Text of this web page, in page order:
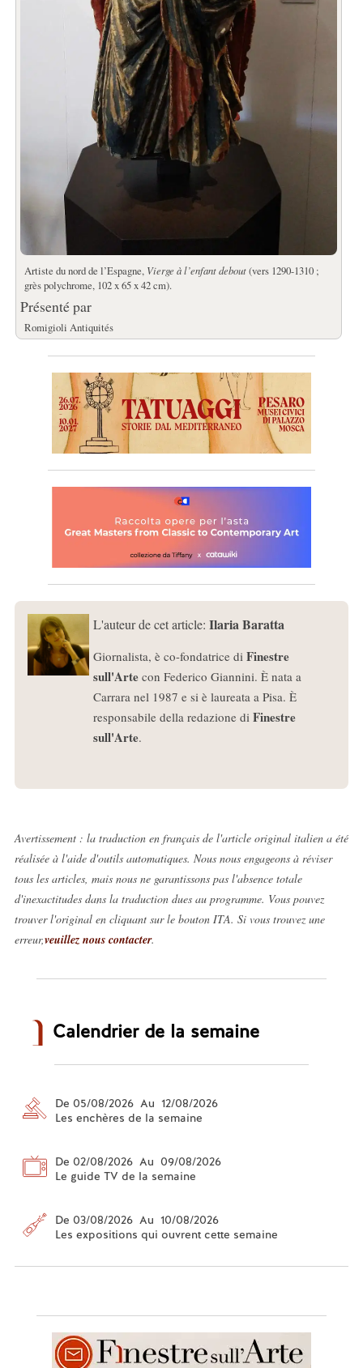
Artiste du nord de l’Espagne, Vierge à l’enfant debout(vers 1290-1310 ;
grès polychrome, 102 x 65 x 42 cm).
Présenté par
Romigioli Antiquités
L'auteur de cet article: Ilaria Baratta
Giornalista, è co-fondatrice di Finestre
sull'Artecon Federico Giannini. È nata a
Carrara nel 1987 e si è laureata a Pisa. È
responsabile della redazione di Finestre
sull'Arte.
Avertissement : la traduction en français de l'article original italien a été
réalisée à l'aide d'outils automatiques. Nous nous engageons à réviser
tous les articles, mais nous ne garantissons pas l'absence totale
d'inexactitudes dans la traduction dues au programme. Vous pouvez
trouver l'original en cliquant sur le bouton ITA. Si vous trouvez une
erreur,veuillez nous contacter.
Calendrier de la semaine
De 05/08/2026 Au 12/08/2026
Les enchères de la semaine
De 02/08/2026 Au 09/08/2026
Le guide TV de la semaine
De 03/08/2026 Au 10/08/2026
Les expositions qui ouvrent cette semaine